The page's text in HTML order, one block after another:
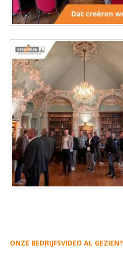
ONZE BEDRIJFSVIDEO AL GEZIEN?